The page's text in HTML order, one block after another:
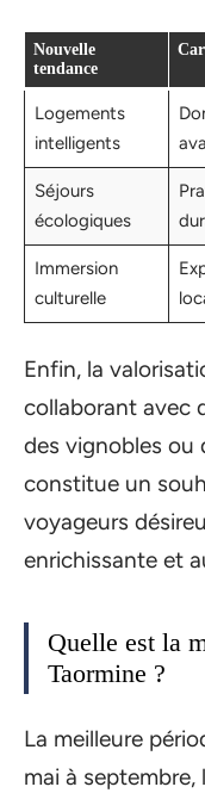
Nouvelle
tendance
Logements
intelligents
Séjours
écologiques
Immersion
culturelle
Enfin, la
collaborant avec
des vignobles ou
constitue un
voyageurs
enrichissante et
Quelle est la
Taormine ?
La meilleure
mai à